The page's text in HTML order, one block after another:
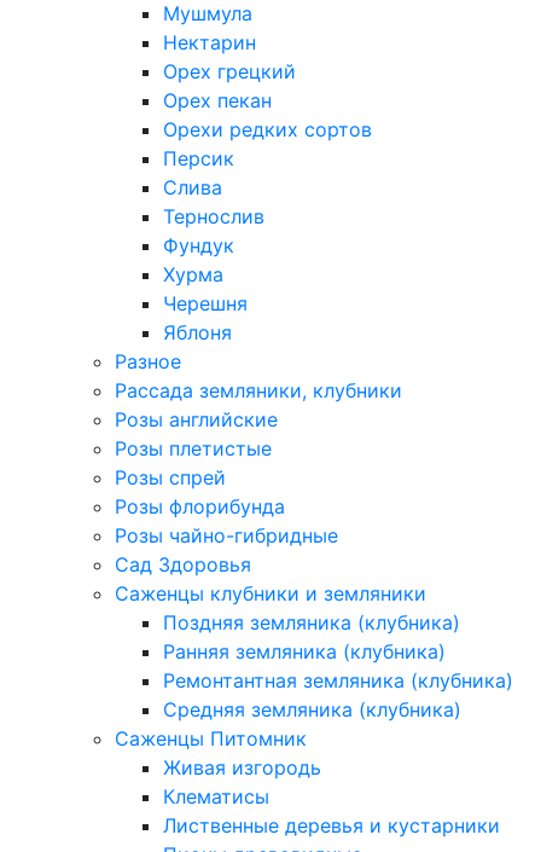
Мушмула
Нектарин
Орех грецкий
Орех пекан
Орехи редких сортов
Персик
Слива
Тернослив
Фундук
Хурма
Черешня
Яблоня
Разное
Рассада земляники, клубники
Розы английские
Розы плетистые
Розы спрей
Розы флорибунда
Розы чайно-гибридные
Сад Здоровья
Саженцы клубники и земляники
Поздняя земляника (клубника)
Ранняя земляника (клубника)
Ремонтантная земляника (клубника)
Средняя земляника (клубника)
Саженцы Питомник
Живая изгородь
Клематисы
Лиственные деревья и кустарники